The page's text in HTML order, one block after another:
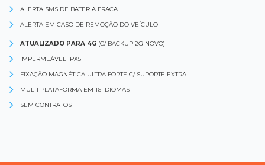
ALERTA SMS DE BATERIA FRACA
ALERTA EM CASO DE REMOÇÃO DO VEÍCULO
ATUALIZADO PARA 4G (C/ BACKUP 2G NOVO)
IMPERMEÁVEL IPX5
FIXAÇÃO MAGNÉTICA ULTRA FORTE C/ SUPORTE EXTRA
MULTI PLATAFORMA EM 16 IDIOMAS
SEM CONTRATOS